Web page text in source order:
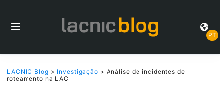
PT
LACNIC Blog > Investigação > Análise de incidentes de
roteamento na LAC